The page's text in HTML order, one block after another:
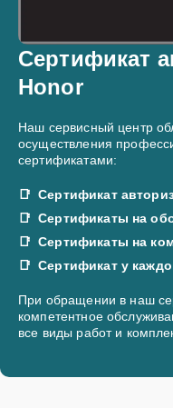
Сертификат
Honor
Наш сервисный центр
осуществления
сертификатами:
Сертификат
Сертификаты на
Сертификаты на
Сертификат у
При обращении в наш
компетентное
все виды работ и